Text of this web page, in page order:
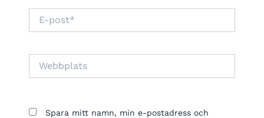
post*
Spara mitt namn, min e-postadress och